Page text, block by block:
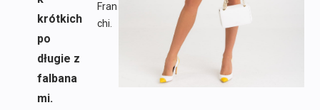
Fran
chi.
krótkich
po
długie z
falbana
mi.